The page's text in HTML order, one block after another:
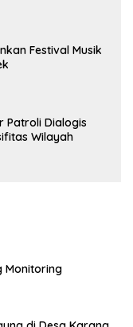
Festival Musik
Patroli Dialogis
Wilayah
Monitoring